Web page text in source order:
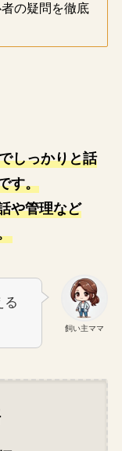
の疑問を徹底
しっかりと話
す。
や管理など
飼い主ママ
る